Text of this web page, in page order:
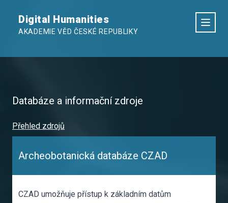
Digital Humanities
AKADEMIE VĚD ČESKÉ REPUBLIKY
Databáze a informační zdroje
Přehled zdrojů
Archeobotanická databáze CZAD
CZAD umožňuje přístup k základním datům